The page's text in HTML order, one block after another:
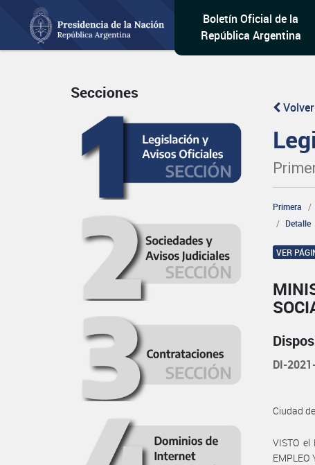
Boletín Oficial de la
República Argentina
Secciones
Volver
Primera
Detalle
VER
DI-
Ciudad
VISTO el
EMPLEO